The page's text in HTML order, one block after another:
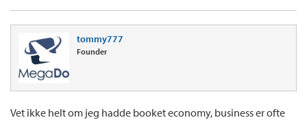
tommy777
Founder
Vet ikke helt om jeg hadde booket economy, business er ofte